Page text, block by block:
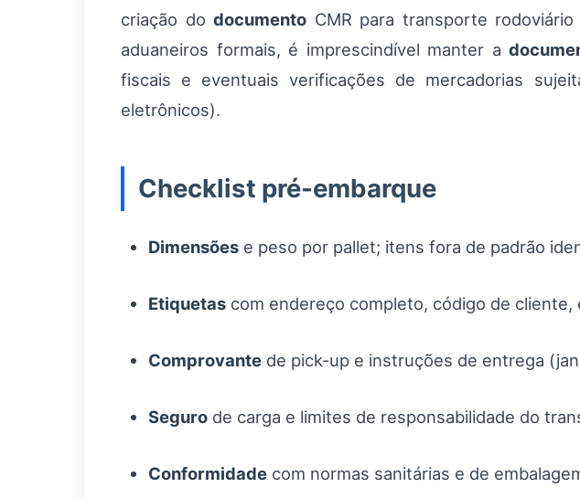
criação dodocumento CMR para transporte
aduaneiros formais, é imprescindível manter a
fiscais e eventuais verificações de mercadorias
eletrônicos).
Checklist pré-embarque
Dimensões e peso por pallet; itens fora de padrão
Etiquetas com endereço completo, código de cliente,
Comprovante de pick-up e instruções de entrega
Seguro de carga e limites de responsabilidade do
Conformidade com normas sanitárias e de